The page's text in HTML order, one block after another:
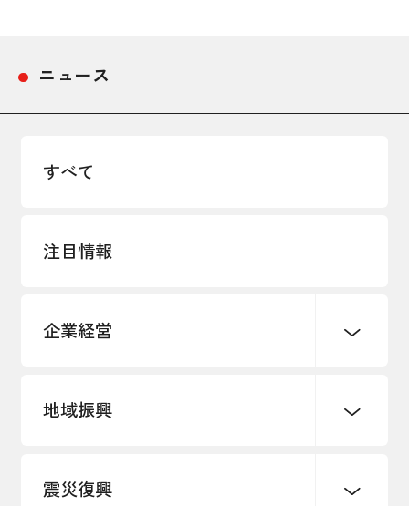
ニュース
すべて
注目情報
企業経営
創業
事業承継・引継ぎ支援
地域振興
まちづくり
震災復興